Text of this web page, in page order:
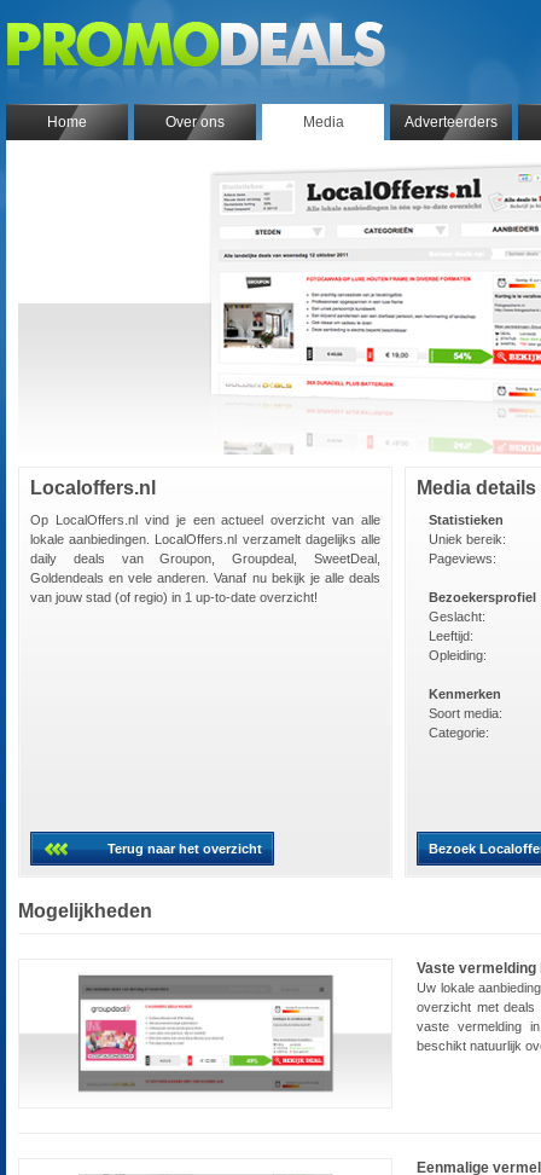
Home Over ons Media Adverteerders
Localoffers.nl
Op LocalOffers.nl vind je een actueel overzicht van alle
lokale aanbiedingen. LocalOffers.nl verzamelt dagelijks alle
daily deals van Groupon, Groupdeal, SweetDeal,
Goldendeals en vele anderen. Vanaf nu bekijk je alle deals
van jouw stad (of regio) in 1 up-to-date overzicht!
Terug naar het overzicht
Media details
Statistieken
Uniek bereik:
Pageviews:
Bezoekersprofiel
Geslacht:
Leeftijd:
Opleiding:
Kenmerken
Soort media:
Categorie:
Bezoek
Mogelijkheden
Vaste vermelding
Uw lokale
overzicht met deals
vaste vermelding
beschikt natuurlijk
Eenmalige